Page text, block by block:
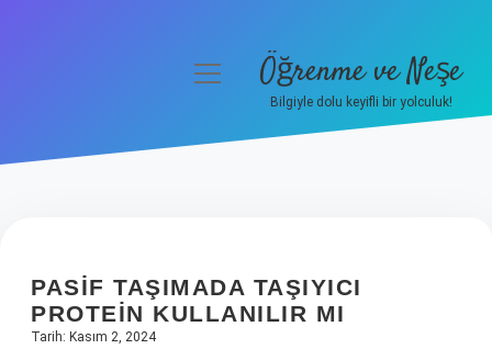
Hakkımızda
menüyüÖğrenme ve Neşe
Bilgiyle dolu keyifli bir yolculuk!
PASIF TAŞIMADA TAŞIYICI
PROTEIN KULLANILIR MI
Tarih: Kasım 2, 2024